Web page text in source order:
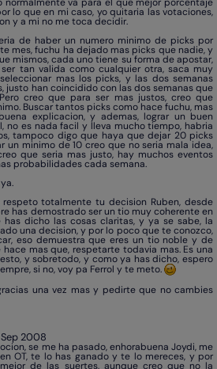
lo que en mi caso, yo quitaria las votaciones,
y a mi no me toca decidir.
de haber un numero minimo de picks por
mes, fuchu ha dejado mas picks que nadie, y
mismos, cada uno tiene su forma de apostar,
tan valida como cualquier otra, saca muy
mas los picks, y las dos semanas
justo han coincidido con las dos semanas que
creo que para ser mas justos, creo que
Buscar tantos picks como hace fuchu, mas
explicacion, y ademas, lograr un buen
no es nada facil y lleva mucho tiempo, habria
tampoco digo que haya que dejar 20 picks
un minimo de 10 creo que no seria mala idea,
que seria mas justo, hay muchos eventos
probabilidades cada semana.
totalmente tu decision Ruben, desde
has demostrado ser un tio muy coherente en
has dicho las cosas claritas, y ya se sabe, la
una decision, y por lo poco que te conozco,
eso demuestra que eres un tio noble y de
mas que, respetarte todavia mas. Es una
y sobretodo, y como ya has dicho, espero
si no, voy pa Ferrol y te meto.
una vez mas y pedirte que no cambies
2008
se me ha pasado, enhorabuena Joydi, me
OT, te lo has ganado y te lo mereces, y por
de las suertes, aunque creo que no la